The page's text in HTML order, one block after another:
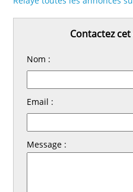
Contactez
Nom :
Email :
Message :